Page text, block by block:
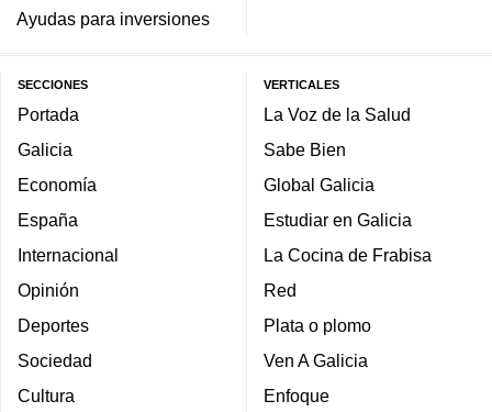
Ayudas para inversiones
SECCIONES
Portada
Galicia
Economía
España
Internacional
Opinión
Deportes
Sociedad
Cultura
VERTICALES
La Voz de la Salud
Sabe Bien
Global Galicia
Estudiar en Galicia
La Cocina de Frabisa
Red
Plata o plomo
Ven A Galicia
Enfoque